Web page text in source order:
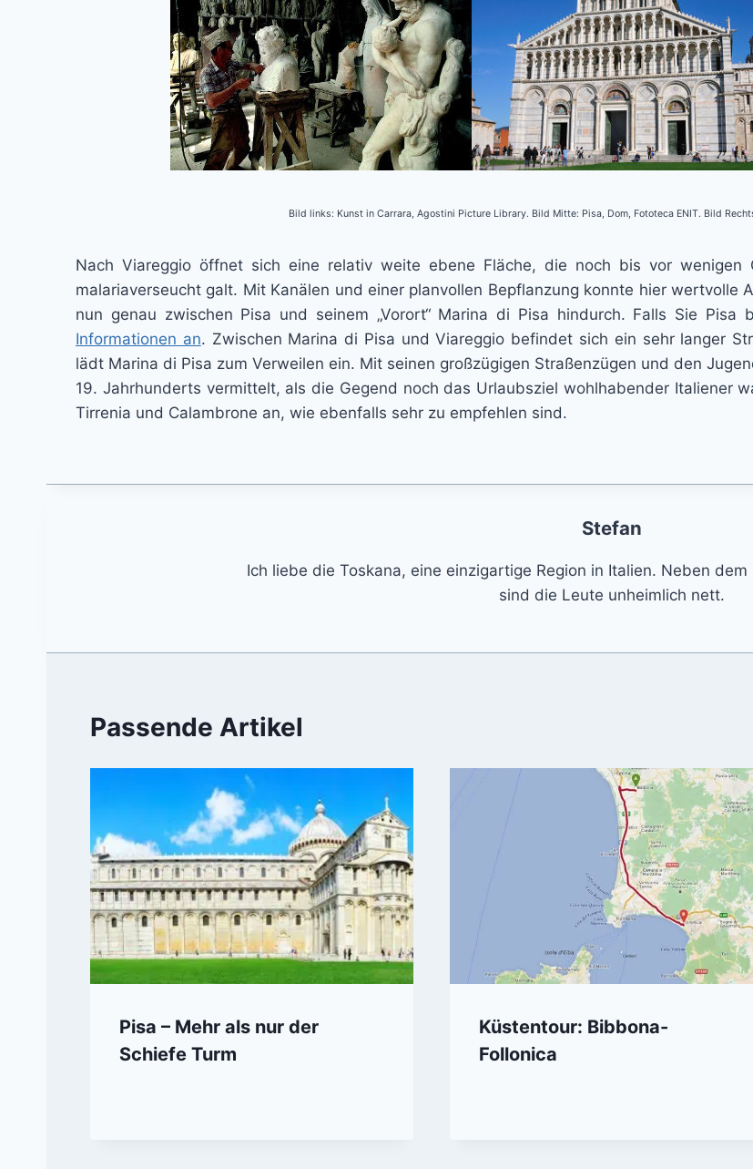
Bild links: Kunst in Carrara, Agostini Picture Library. Bild Mitte: Pisa, Dom, Fototeca ENIT. Bild
Nach Viareggio öffnet sich eine relativ weite ebene Fläche, die noch bis vor wenigen
malariaverseucht galt. Mit Kanälen und einer planvollen Bepflanzung konnte hier wertvolle
nun genau zwischen Pisa und seinem „Vorort“ Marina di Pisa hindurch. Falls Sie Pisa
Informationen an. Zwischen Marina di Pisa und Viareggio befindet sich ein sehr langer
lädt Marina di Pisa zum Verweilen ein. Mit seinen großzügigen Straßenzügen und den
19. Jahrhunderts vermittelt, als die Gegend noch das Urlaubsziel wohlhabender Italiener
Tirrenia und Calambrone an, wie ebenfalls sehr zu empfehlen sind.
Stefan
Ich liebe die Toskana, eine einzigartige Region in Italien. Neben
sind die Leute unheimlich nett.
Passende Artikel
Pisa – Mehr als nur der
Schiefe Turm
Küstentour: Bibbona-
Follonica